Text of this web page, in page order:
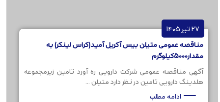
27 تیر 1405
مناقصه عمومی متیلن بیس آکریل آمید(کراس لینکر) به
مقدار5000کیلوگرم
آگهی مناقصه عمومی شرکت دارویی ره آورد تامین زیرمجموعه
هلدینگ دارویی تامین در نظر دارد متیلن ...
ادامه مطلب